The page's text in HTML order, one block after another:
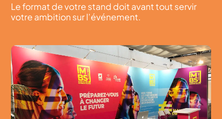
Le format de votre stand doit avant tout servir
votre ambition sur l’événement.